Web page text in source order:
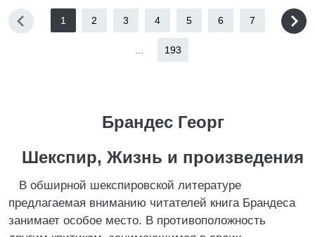
1 2 3 4 5 6 7
193
Брандес Георг
Шекспир, Жизнь и произведения
В обширной шекспировской литературе
предлагаемая вниманию читателей книга Брандеса
занимает особое место. В противоположность